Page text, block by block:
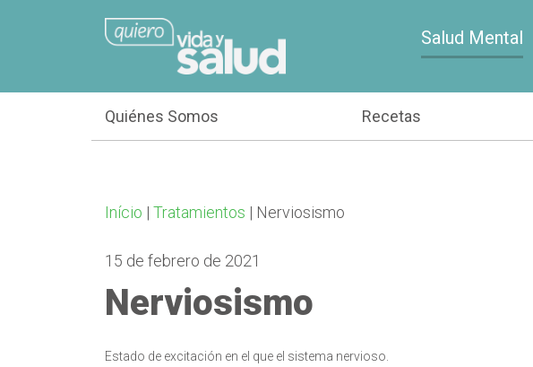
Salud Mental
Quiénes Somos Recetas
Início | Tratamientos | Nerviosismo
15 de febrero de 2021
Nerviosismo
Estado de excitación en el que el sistema nervioso.